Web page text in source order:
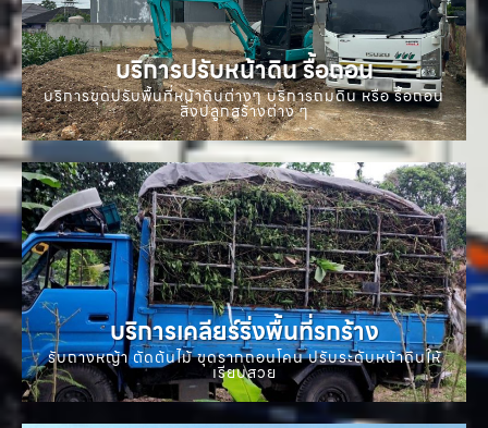
บริการปรับหน้าดิน รื้อถอน
บริการขุดปรับพื้นที่หน้าดินต่างๆ บริการถมดิน หรือ รื้อถอน
สิ่งปลูกสร้างต่าง ๆ
บริการเคลียร์ริ่งพื้นที่รกร้าง
รับถางหญ้า ตัดต้นไม้ ขุดรากถอนโคน ปรับระดับหน้าดินให้
เรียบสวย